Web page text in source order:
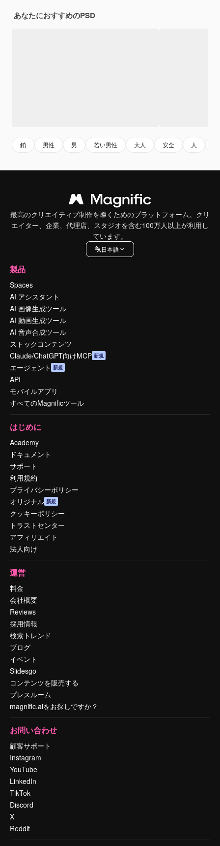
あなたにおすすめのPSD
鎖 男性 男 若い男性 大人 安全 人
最高のクリエイティブ制作を導くためのプラットフォーム。クリ
エイター、企業、代理店、スタジオを含む100万人以上が利用し
ています。
日本語
製品
Spaces
AI アシスタント
AI 画像生成ツール
AI 動画生成ツール
AI 音声合成ツール
ストックコンテンツ
Claude/ChatGPT向けMCP 新規
エージェント 新規
API
モバイルアプリ
すべてのMagnificツール
はじめに
Academy
ドキュメント
サポート
利用規約
プライバシーポリシー
オリジナル 新規
クッキーポリシー
トラストセンター
アフィリエイト
法人向け
運営
料金
会社概要
Reviews
採用情報
検索トレンド
ブログ
イベント
Slidesgo
コンテンツを販売する
プレスルーム
magnific.aiをお探しですか？
お問い合わせ
顧客サポート
Instagram
YouTube
LinkedIn
TikTok
Discord
X
Reddit